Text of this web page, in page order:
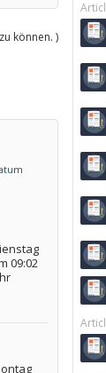
können. )
09:02